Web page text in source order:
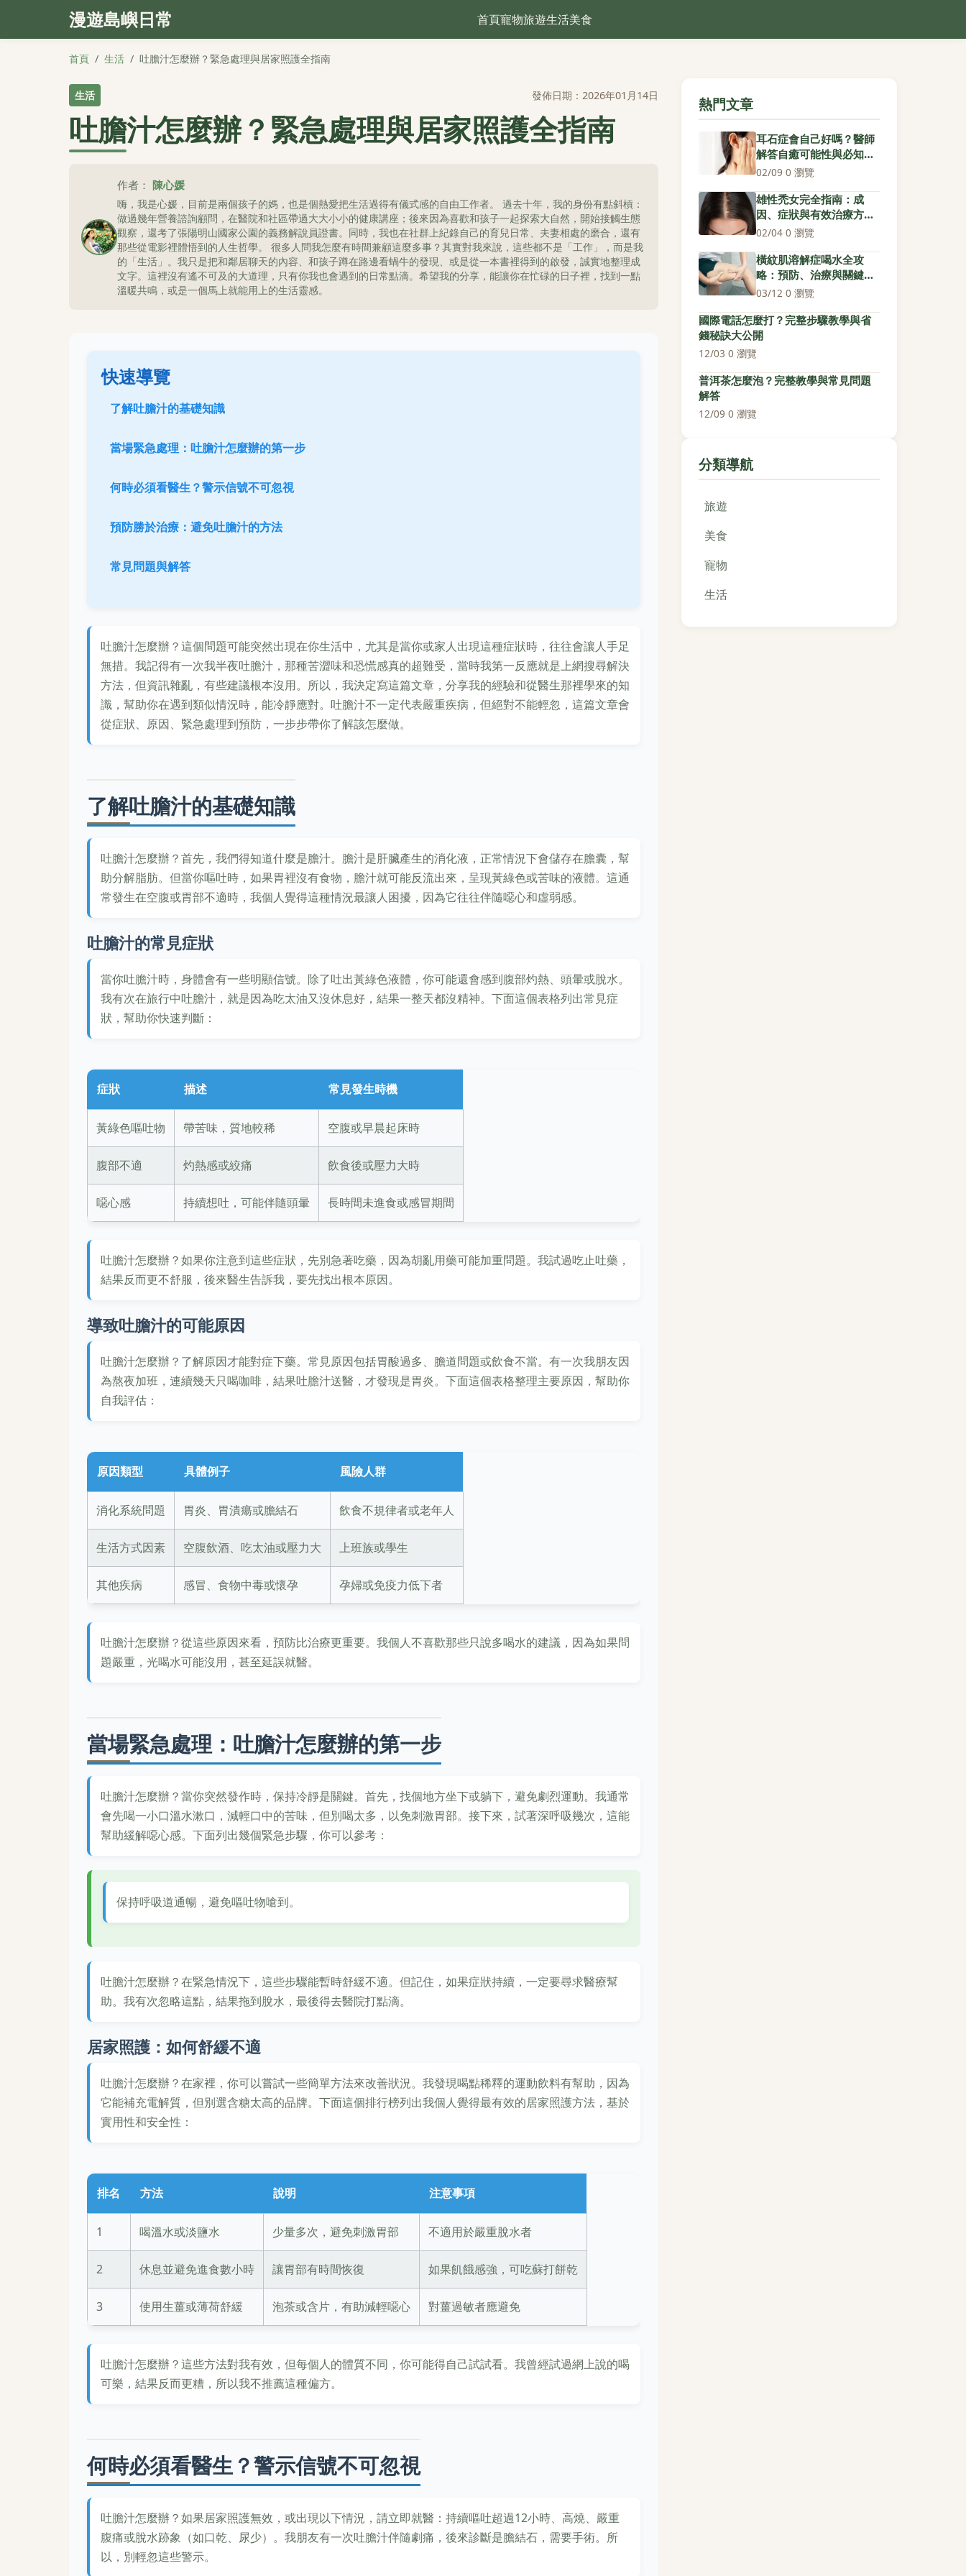
漫遊島嶼日常 首頁寵物旅遊生活美食
首頁 / 生活 / 吐膽汁怎麼辦？緊急處理與居家照護全指南
生活 發佈日期：2026年01月14日
吐膽汁怎麼辦？緊急處理與居家照護全指南
作者： 陳心媛
嗨，我是心媛，目前是兩個孩子的媽，也是個熱愛把生活過得有儀式感的自由工作者。 過去十年，我的身份有點斜槓：
做過幾年營養諮詢顧問，在醫院和社區帶過大大小小的健康講座；後來因為喜歡和孩子一起探索大自然，開始接觸生態
觀察，還考了張陽明山國家公園的義務解說員證書。同時，我也在社群上紀錄自己的育兒日常、夫妻相處的磨合，還有
那些從電影裡體悟到的人生哲學。 很多人問我怎麼有時間兼顧這麼多事？其實對我來說，這些都不是「工作」，而是我
的「生活」。我只是把和鄰居聊天的內容、和孩子蹲在路邊看蝸牛的發現、或是從一本書裡得到的啟發，誠實地整理成
文字。這裡沒有遙不可及的大道理，只有你我也會遇到的日常點滴。希望我的分享，能讓你在忙碌的日子裡，找到一點
溫暖共鳴，或是一個馬上就能用上的生活靈感。
快速導覽
了解吐膽汁的基礎知識
當場緊急處理：吐膽汁怎麼辦的第一步
何時必須看醫生？警示信號不可忽視
預防勝於治療：避免吐膽汁的方法
常見問題與解答
吐膽汁怎麼辦？這個問題可能突然出現在你生活中，尤其是當你或家人出現這種症狀時，往往會讓人手足
無措。我記得有一次我半夜吐膽汁，那種苦澀味和恐慌感真的超難受，當時我第一反應就是上網搜尋解決
方法，但資訊雜亂，有些建議根本沒用。所以，我決定寫這篇文章，分享我的經驗和從醫生那裡學來的知
識，幫助你在遇到類似情況時，能冷靜應對。吐膽汁不一定代表嚴重疾病，但絕對不能輕忽，這篇文章會
從症狀、原因、緊急處理到預防，一步步帶你了解該怎麼做。
了解吐膽汁的基礎知識
吐膽汁怎麼辦？首先，我們得知道什麼是膽汁。膽汁是肝臟產生的消化液，正常情況下會儲存在膽囊，幫
助分解脂肪。但當你嘔吐時，如果胃裡沒有食物，膽汁就可能反流出來，呈現黃綠色或苦味的液體。這通
常發生在空腹或胃部不適時，我個人覺得這種情況最讓人困擾，因為它往往伴隨噁心和虛弱感。
吐膽汁的常見症狀
當你吐膽汁時，身體會有一些明顯信號。除了吐出黃綠色液體，你可能還會感到腹部灼熱、頭暈或脫水。
我有次在旅行中吐膽汁，就是因為吃太油又沒休息好，結果一整天都沒精神。下面這個表格列出常見症
狀，幫助你快速判斷：
症狀 描述 常見發生時機
黃綠色嘔吐物 帶苦味，質地較稀 空腹或早晨起床時
腹部不適 灼熱感或絞痛 飲食後或壓力大時
噁心感 持續想吐，可能伴隨頭暈 長時間未進食或感冒期間
吐膽汁怎麼辦？如果你注意到這些症狀，先別急著吃藥，因為胡亂用藥可能加重問題。我試過吃止吐藥，
結果反而更不舒服，後來醫生告訴我，要先找出根本原因。
導致吐膽汁的可能原因
吐膽汁怎麼辦？了解原因才能對症下藥。常見原因包括胃酸過多、膽道問題或飲食不當。有一次我朋友因
為熬夜加班，連續幾天只喝咖啡，結果吐膽汁送醫，才發現是胃炎。下面這個表格整理主要原因，幫助你
自我評估：
原因類型 具體例子 風險人群
消化系統問題 胃炎、胃潰瘍或膽結石 飲食不規律者或老年人
生活方式因素 空腹飲酒、吃太油或壓力大 上班族或學生
其他疾病 感冒、食物中毒或懷孕 孕婦或免疫力低下者
吐膽汁怎麼辦？從這些原因來看，預防比治療更重要。我個人不喜歡那些只說多喝水的建議，因為如果問
題嚴重，光喝水可能沒用，甚至延誤就醫。
當場緊急處理：吐膽汁怎麼辦的第一步
吐膽汁怎麼辦？當你突然發作時，保持冷靜是關鍵。首先，找個地方坐下或躺下，避免劇烈運動。我通常
會先喝一小口溫水漱口，減輕口中的苦味，但別喝太多，以免刺激胃部。接下來，試著深呼吸幾次，這能
幫助緩解噁心感。下面列出幾個緊急步驟，你可以參考：
保持呼吸道通暢，避免嘔吐物嗆到。
吐膽汁怎麼辦？在緊急情況下，這些步驟能暫時舒緩不適。但記住，如果症狀持續，一定要尋求醫療幫
助。我有次忽略這點，結果拖到脫水，最後得去醫院打點滴。
居家照護：如何舒緩不適
吐膽汁怎麼辦？在家裡，你可以嘗試一些簡單方法來改善狀況。我發現喝點稀釋的運動飲料有幫助，因為
它能補充電解質，但別選含糖太高的品牌。下面這個排行榜列出我個人覺得最有效的居家照護方法，基於
實用性和安全性：
排名 方法 說明 注意事項
1 喝溫水或淡鹽水 少量多次，避免刺激胃部 不適用於嚴重脫水者
2 休息並避免進食數小時 讓胃部有時間恢復 如果飢餓感強，可吃蘇打餅乾
3 使用生薑或薄荷舒緩 泡茶或含片，有助減輕噁心 對薑過敏者應避免
吐膽汁怎麼辦？這些方法對我有效，但每個人的體質不同，你可能得自己試試看。我曾經試過網上說的喝
可樂，結果反而更糟，所以我不推薦這種偏方。
何時必須看醫生？警示信號不可忽視
吐膽汁怎麼辦？如果居家照護無效，或出現以下情況，請立即就醫：持續嘔吐超過12小時、高燒、嚴重
腹痛或脫水跡象（如口乾、尿少）。我朋友有一次吐膽汁伴隨劇痛，後來診斷是膽結石，需要手術。所
以，別輕忽這些警示。
熱門文章
耳石症會自己好嗎？醫師
解答自癒可能性與必知治
療關鍵
02/09·0 瀏覽
雄性禿女完全指南：成
因、症狀與有效治療方法
解析
02/04·0 瀏覽
橫紋肌溶解症喝水全攻
略：預防、治療與關鍵步
驟解析
03/12·0 瀏覽
國際電話怎麼打？完整步驟教學與省
錢秘訣大公開
12/03·0 瀏覽
普洱茶怎麼泡？完整教學與常見問題
解答
12/09·0 瀏覽
分類導航
旅遊
美食
寵物
生活